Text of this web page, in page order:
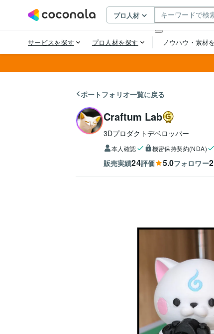
ポートフォリオ一覧に戻る
Craftum Lab
3Dプロダクトデベロッパー
本人確認 機密保持契約(NDA)
販売実績24評価 5.0フォロワー2